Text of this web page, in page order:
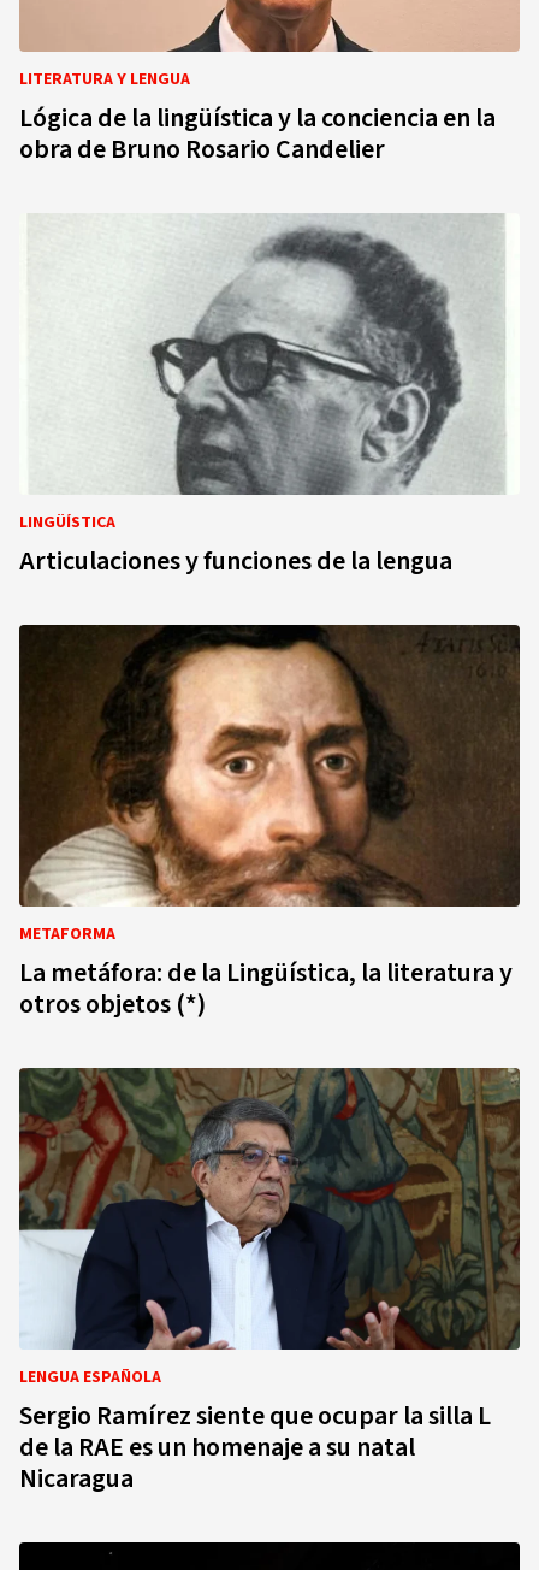
LITERATURA Y LENGUA
Lógica de la lingüística y la conciencia en la
obra de Bruno Rosario Candelier
LINGÜÍSTICA
Articulaciones y funciones de la lengua
METAFORMA
La metáfora: de la Lingüística, la literatura y
otros objetos (*)
LENGUA ESPAÑOLA
Sergio Ramírez siente que ocupar la silla L
de la RAE es un homenaje a su natal
Nicaragua